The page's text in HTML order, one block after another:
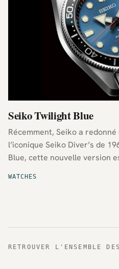
WATCHES
Seiko Twilight Blue
Récemment, Seiko a
l’iconique Seiko Diver’s de
Blue, cette nouvelle version
RETROUVER L'ENSEMBLE